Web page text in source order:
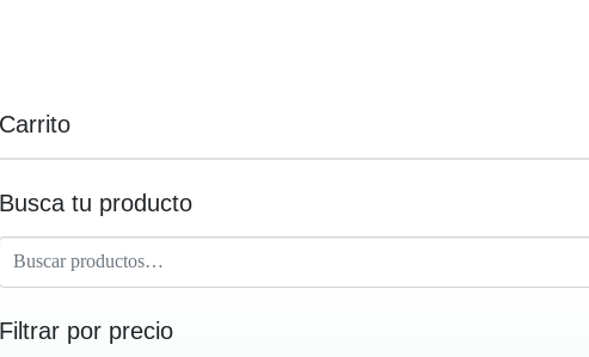
Carrito
Busca tu producto
Filtrar por precio